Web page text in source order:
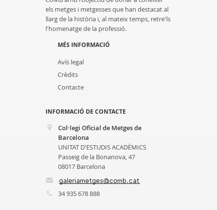
els metges i metgesses que han destacat al
llarg de la història i, al mateix temps, retre'ls
l'homenatge de la professió.
MÉS INFORMACIÓ
Avís legal
Crèdits
Contacte
INFORMACIÓ DE CONTACTE
Col·legi Oficial de Metges de
Barcelona
UNITAT D'ESTUDIS ACADÈMICS
Passeig de la Bonanova, 47
08017 Barcelona
34 935 678 888